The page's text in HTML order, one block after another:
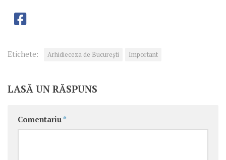
Etichete: Arhidieceza de București Important
LASĂ UN RĂSPUNS
Comentariu *